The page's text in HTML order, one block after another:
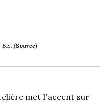
(Source)
met l’accent sur